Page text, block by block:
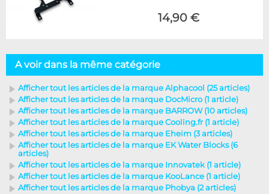
14,90 €
A voir dans la même catégorie
Afficher tout les articles de la marque Alphacool (25 articles)
Afficher tout les articles de la marque DocMicro (1 article)
Afficher tout les articles de la marque BARROW (10 articles)
Afficher tout les articles de la marque Cooling.fr (1 article)
Afficher tout les articles de la marque Eheim (3 articles)
Afficher tout les articles de la marque EK Water Blocks (6
articles)
Afficher tout les articles de la marque Innovatek (1 article)
Afficher tout les articles de la marque KooLance (1 article)
Afficher tout les articles de la marque Phobya (2 articles)